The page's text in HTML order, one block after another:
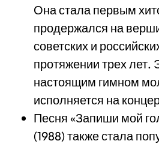
Она стала первым
продержался на
советских и
протяжении трех лет.
настоящим гимном
исполняется на
Песня «Запиши мой
(1988) также стала